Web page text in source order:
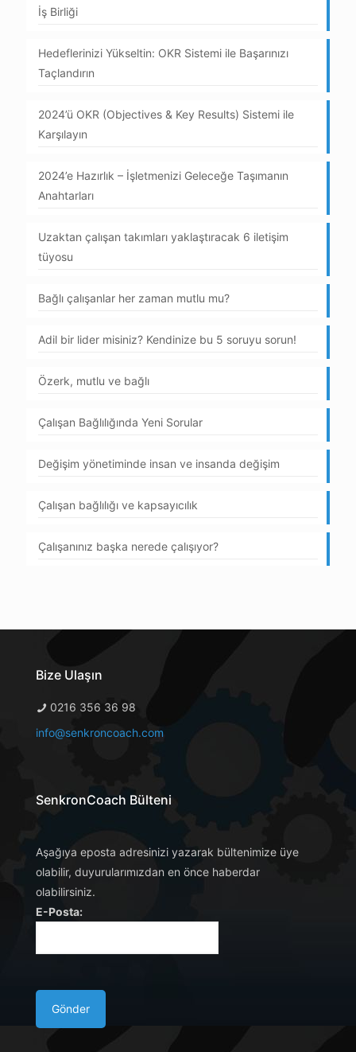
İş Birliği
Hedeflerinizi Yükseltin: OKR Sistemi ile Başarınızı
Taçlandırın
2024’ü OKR (Objectives & Key Results) Sistemi ile
Karşılayın
2024’e Hazırlık – İşletmenizi Geleceğe Taşımanın
Anahtarları
Uzaktan çalışan takımları yaklaştıracak 6 iletişim
tüyosu
Bağlı çalışanlar her zaman mutlu mu?
Adil bir lider misiniz? Kendinize bu 5 soruyu sorun!
Özerk, mutlu ve bağlı
Çalışan Bağlılığında Yeni Sorular
Değişim yönetiminde insan ve insanda değişim
Çalışan bağlılığı ve kapsayıcılık
Çalışanınız başka nerede çalışıyor?
Bize Ulaşın
0216 356 36 98
info@senkroncoach.com
SenkronCoach Bülteni
Aşağıya eposta adresinizi yazarak bültenimize üye
olabilir, duyurularımızdan en önce haberdar
olabilirsiniz.
E-Posta: